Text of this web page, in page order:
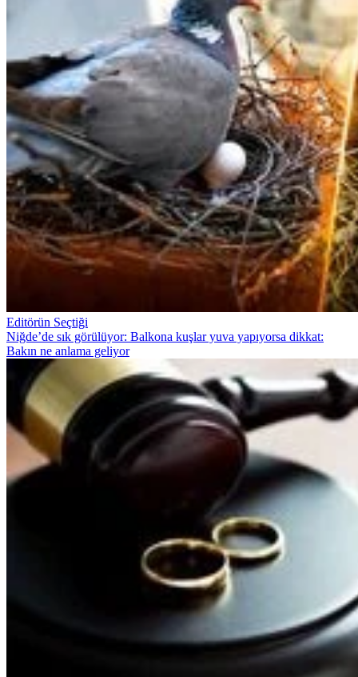
Editörün Seçtiği
Niğde’de sık görülüyor: Balkona kuşlar yuva yapıyorsa dikkat:
Bakın ne anlama geliyor